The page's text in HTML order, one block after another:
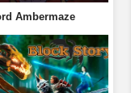
Ambermaze